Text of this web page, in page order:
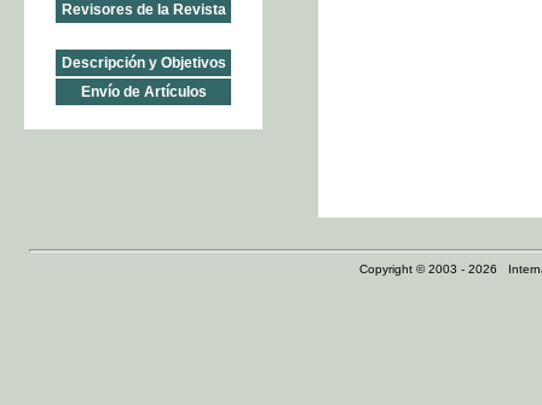
Revisores de la Revista
Descripción y Objetivos
Envío de Artículos
Copyright © 2003 - 2026